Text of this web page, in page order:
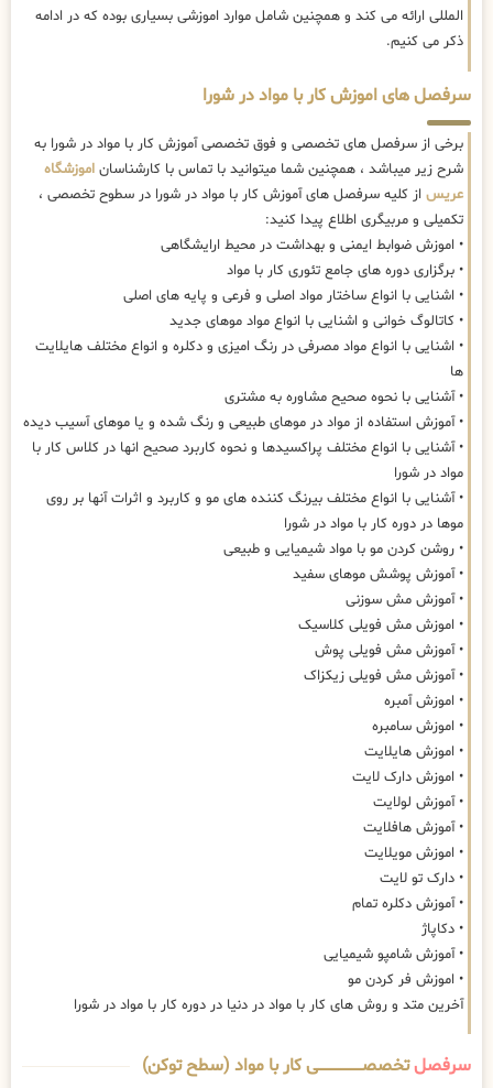
المللی ارائه می کند و همچنین شامل موارد اموزشی بسیاری بوده که در ادامه
ذکر می کنیم.
سرفصل های اموزش کار با مواد در شورا
برخی از سرفصل های تخصصی و فوق تخصصی آموزش کار با مواد در شورا به
شرح زیر میباشد ، همچنین شما میتوانید با تماس با کارشناسان اموزشگاه
عریس از کلیه سرفصل های آموزش کار با مواد در شورا در سطوح تخصصی ،
تکمیلی و مربیگری اطلاع پیدا کنید:
• اموزش ضوابط ایمنی و بهداشت در محیط ارایشگاهی
• برگزاری دوره های جامع تئوری کار با مواد
• اشنایی با انواع ساختار مواد اصلی و فرعی و پایه های اصلی
• کاتالوگ خوانی و اشنایی با انواع مواد موهای جدید
• اشنایی با انواع مواد مصرفی در رنگ امیزی و دکلره و انواع مختلف هایلایت
ها
• آشنایی با نحوه صحیح مشاوره به مشتری
• آموزش استفاده از مواد در موهای طبیعی و رنگ شده و یا موهای آسیب دیده
• آشنایی با انواع مختلف پراکسیدها و نحوه کاربرد صحیح انها در کلاس کار با
مواد در شورا
• آشنایی با انواع مختلف بیرنگ کننده های مو و کاربرد و اثرات آنها بر روی
موها در دوره کار با مواد در شورا
• روشن کردن مو با مواد شیمیایی و طبیعی
• آموزش پوشش موهای سفید
• آموزش مش سوزنی
• اموزش مش فویلی کلاسیک
• آموزش مش فویلی پوش
• آموزش مش فویلی زیکزاک
• اموزش آمبره
• اموزش سامبره
• اموزش هایلایت
• اموزش دارک لایت
• آموزش لولایت
• آموزش هافلایت
• اموزش مویلایت
• دارک تو لایت
• آموزش دکلره تمام
• دکاپاژ
• آموزش شامپو شیمیایی
• اموزش فر کردن مو
آخرین متد و روش های کار با مواد در دنیا در دوره کار با مواد در شورا
سرفصلتخصصــــــــــــــــــــی کار با مواد (سطح توکن)